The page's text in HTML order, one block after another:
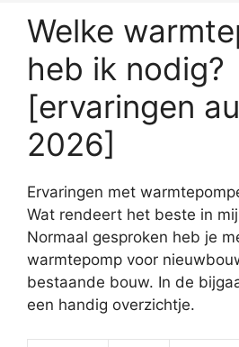
Welke
heb ik nodig?
[ervaringen
2026]
Ervaringen met
Wat rendeert het beste in
Normaal gesproken heb je
warmtepomp voor
bestaande bouw. In de
een handig overzichtje.